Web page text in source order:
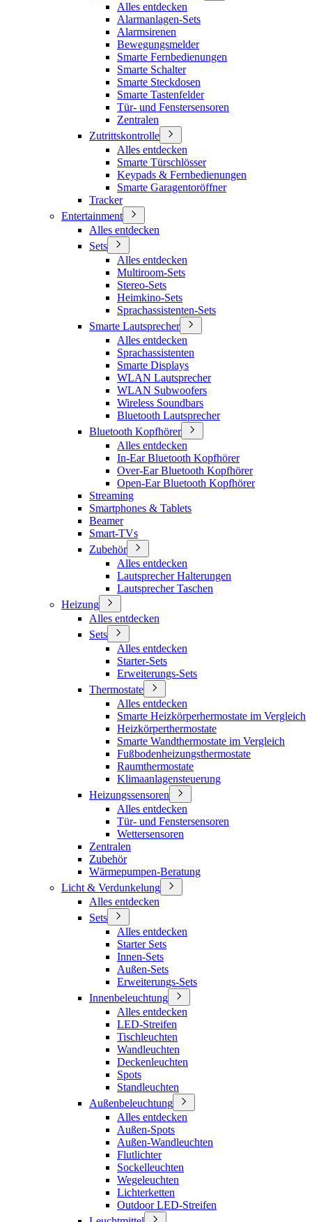
Alles entdecken
Alarmanlagen-Sets
Alarmsirenen
Bewegungsmelder
Smarte Fernbedienungen
Smarte Schalter
Smarte Steckdosen
Smarte Tastenfelder
Tür- und Fenstersensoren
Zentralen
Zutrittskontrolle
Alles entdecken
Smarte Türschlösser
Keypads & Fernbedienungen
Smarte Garagentoröffner
Tracker
Entertainment
Alles entdecken
Sets
Alles entdecken
Multiroom-Sets
Stereo-Sets
Heimkino-Sets
Sprachassistenten-Sets
Smarte Lautsprecher
Alles entdecken
Sprachassistenten
Smarte Displays
WLAN Lautsprecher
WLAN Subwoofers
Wireless Soundbars
Bluetooth Lautsprecher
Bluetooth Kopfhörer
Alles entdecken
In-Ear Bluetooth Kopfhörer
Over-Ear Bluetooth Kopfhörer
Open-Ear Bluetooth Kopfhörer
Streaming
Smartphones & Tablets
Beamer
Smart-TVs
Zubehör
Alles entdecken
Lautsprecher Halterungen
Lautsprecher Taschen
Heizung
Alles entdecken
Sets
Alles entdecken
Starter-Sets
Erweiterungs-Sets
Thermostate
Alles entdecken
Smarte Heizkörperhermostate im Vergleich
Heizkörperthermostate
Smarte Wandthermostate im Vergleich
Fußbodenheizungsthermostate
Raumthermostate
Klimaanlagensteuerung
Heizungssensoren
Alles entdecken
Tür- und Fenstersensoren
Wettersensoren
Zentralen
Zubehör
Wärmepumpen-Beratung
Licht & Verdunkelung
Alles entdecken
Sets
Alles entdecken
Starter Sets
Innen-Sets
Außen-Sets
Erweiterungs-Sets
Innenbeleuchtung
Alles entdecken
LED-Streifen
Tischleuchten
Wandleuchten
Deckenleuchten
Spots
Standleuchten
Außenbeleuchtung
Alles entdecken
Außen-Spots
Außen-Wandleuchten
Flutlichter
Sockelleuchten
Wegeleuchten
Lichterketten
Outdoor LED-Streifen